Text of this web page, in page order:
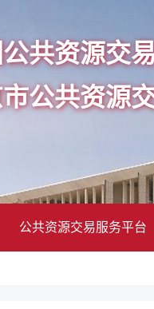
共资源交
公共资源
公共资源交易服务平台